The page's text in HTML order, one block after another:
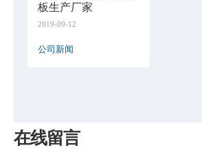
板生产厂家
2019-09-12
公司新闻
在线留言